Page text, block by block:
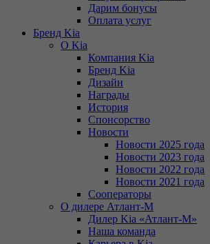
Дарим бонусы
Оплата услуг
Бренд Kia
О Kia
Компания Kia
Бренд Kia
Дизайн
Награды
История
Спонсорство
Новости
Новости 2025 года
Новости 2023 года
Новости 2022 года
Новости 2021 года
Сооператоры
О дилере Атлант-М
Дилер Kia «Атлант-М»
Наша команда